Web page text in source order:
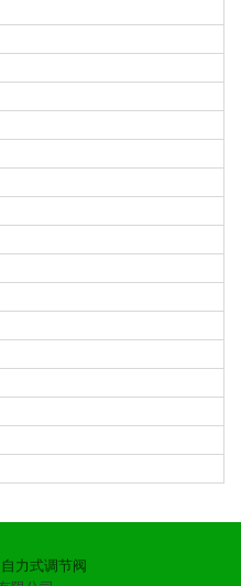
自力式调节阀